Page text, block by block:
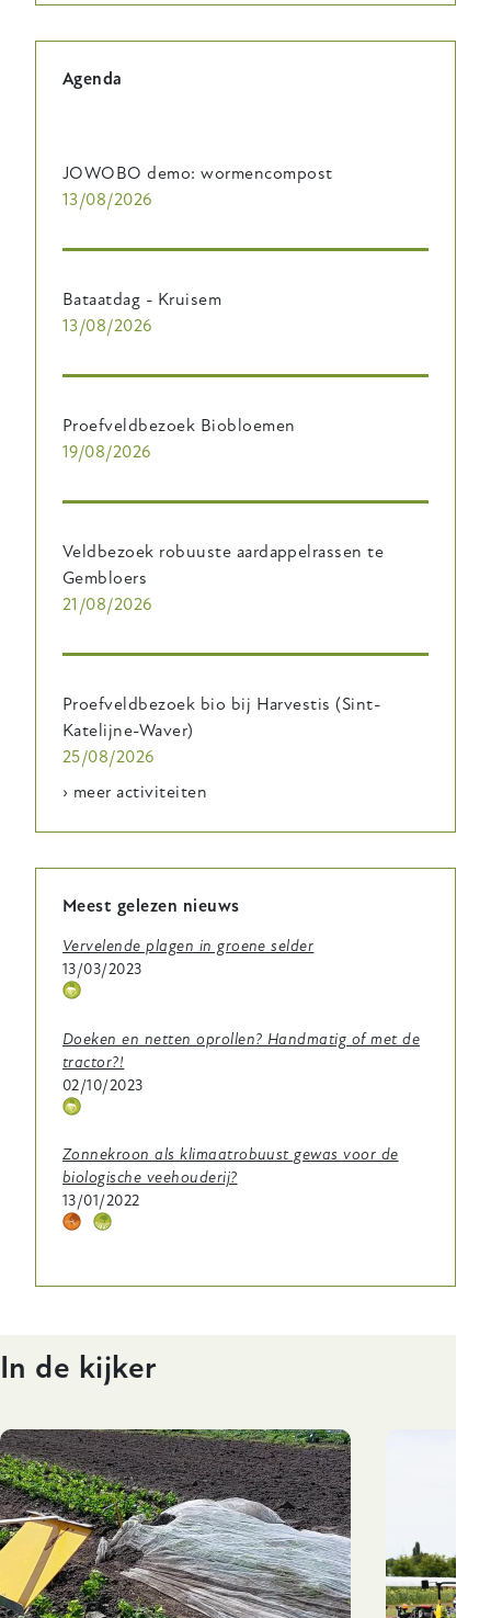
Agenda
JOWOBO demo: wormencompost
13/08/2026
Bataatdag - Kruisem
13/08/2026
Proefveldbezoek Biobloemen
19/08/2026
Veldbezoek robuuste aardappelrassen te
Gembloers
21/08/2026
Proefveldbezoek bio bij Harvestis (Sint-
Katelijne-Waver)
25/08/2026
› meer activiteiten
Meest gelezen nieuws
Vervelende plagen in groene selder
13/03/2023
Thema
Doeken en netten oprollen? Handmatig of met de
tractor?!
02/10/2023
Thema
Zonnekroon als klimaatrobuust gewas voor de
biologische veehouderij?
13/01/2022
ThemaThema
In de kijker